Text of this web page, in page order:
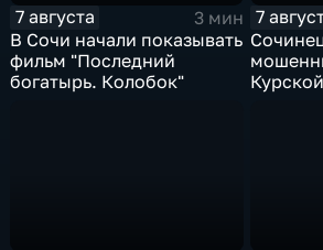
7 августа
3 мин
В Сочи начали показывать
фильм "Последний
богатырь. Колобок"
7